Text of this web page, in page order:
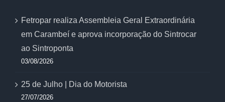
Fetropar realiza Assembleia Geral Extraordinária
em Carambeí e aprova incorporação do Sintrocar
ao Sintroponta
03/08/2026
25 de Julho | Dia do Motorista
27/07/2026